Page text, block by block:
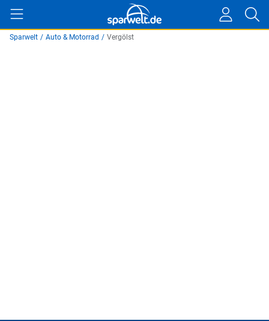
Sparwelt / Auto & Motorrad / Vergölst